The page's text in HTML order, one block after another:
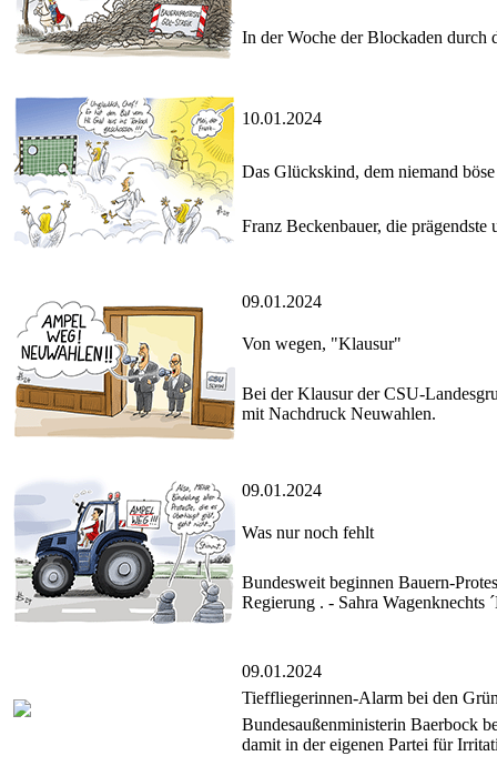
In der Woche der Blockaden durch
10.01.2024
Das Glückskind, dem niemand
Franz Beckenbauer, die
09.01.2024
Von wegen, "Klausur"
Bei der Klausur der CSU-
mit Nachdruck Neuwahlen.
09.01.2024
Was nur noch fehlt
Bundesweit beginnen Bauern-
Regierung . - Sahra Wagenknechts
09.01.2024
Tieffliegerinnen-Alarm bei den
Bundesaußenministerin Baerbock
damit in der eigenen Partei für